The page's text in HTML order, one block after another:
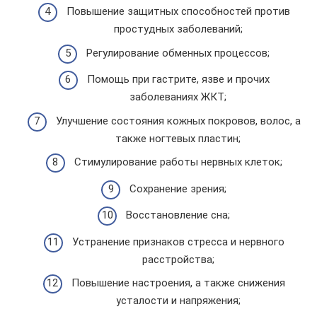
Повышение защитных способностей против
простудных заболеваний;
Регулирование обменных процессов;
Помощь при гастрите, язве и прочих
заболеваниях ЖКТ;
Улучшение состояния кожных покровов, волос, а
также ногтевых пластин;
Стимулирование работы нервных клеток;
Сохранение зрения;
Восстановление сна;
Устранение признаков стресса и нервного
расстройства;
Повышение настроения, а также снижения
усталости и напряжения;